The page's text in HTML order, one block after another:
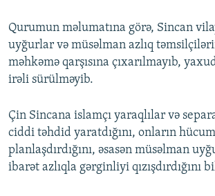
Qurumun məlumatına görə, Sincan
uyğurlar və müsəlman azlıq
məhkəmə qarşısına çıxarılmayıb,
irəli sürülməyib.
Çin Sincana islamçı yaraqlılar və
ciddi təhdid yaratdığını, onların
planlaşdırdığını, əsasən müsəlman
ibarət azlıqla gərginliyi qızışdırdığını